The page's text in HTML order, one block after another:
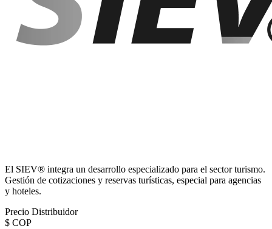
El SIEV® integra un desarrollo especializado para el sector turismo.
Gestión de cotizaciones y reservas turísticas, especial para agencias
y hoteles.
Precio Distribuidor
$ COP